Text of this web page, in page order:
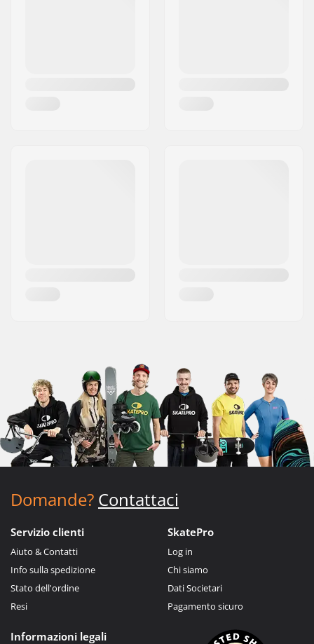
Domande? Contattaci
Servizio clienti
Aiuto & Contatti
Info sulla spedizione
Stato dell'ordine
Resi
SkatePro
Log in
Chi siamo
Dati Societari
Pagamento sicuro
Informazioni legali